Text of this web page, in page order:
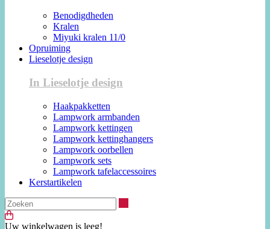
Benodigdheden
Kralen
Miyuki kralen 11/0
Opruiming
Lieselotje design
In Lieselotje design
Haakpakketten
Lampwork armbanden
Lampwork kettingen
Lampwork kettinghangers
Lampwork oorbellen
Lampwork sets
Lampwork tafelaccessoires
Kerstartikelen
Uw winkelwagen is leeg!